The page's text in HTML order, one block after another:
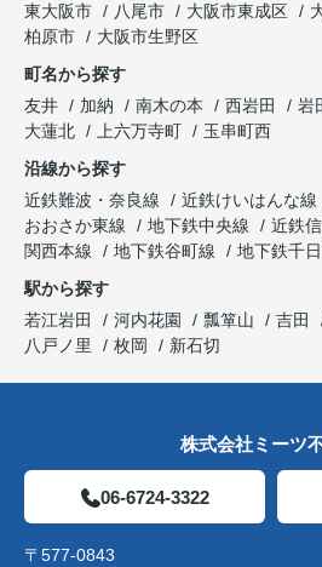
東大阪市
八尾市 大阪市東成区
柏原市
大阪市生野区
町名から探す
友井
加納 南木の本 西岩田 岩
大蓮北
上六万寺町
玉串町西
沿線から探す
近鉄難波・奈良線
近鉄けいはんな線
おおさか東線
地下鉄中央線 近鉄
関西本線
地下鉄谷町線
地下鉄千
駅から探す
若江岩田
河内花園 瓢箪山 吉田
八戸ノ里
枚岡 新石切
株式会社ミーツ
06-6724-3322
〒577-0843